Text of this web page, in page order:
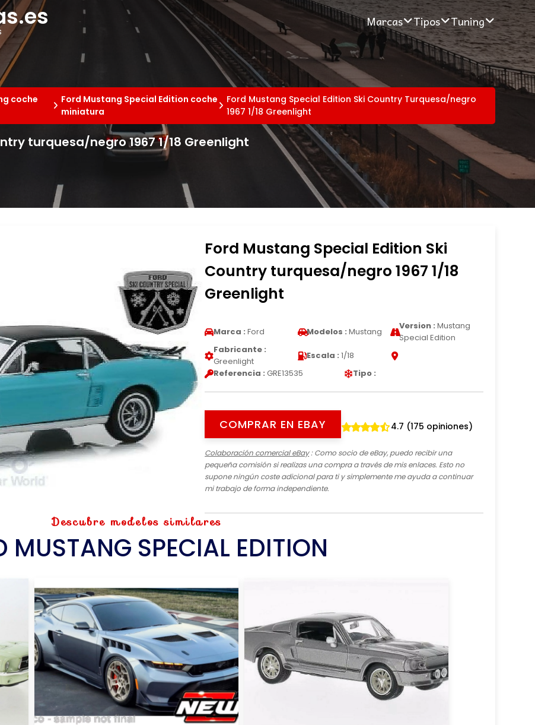
Marcas Tipos Tuning
coche
Ford Mustang Special Edition coche
miniatura
Ford Mustang Special Edition Ski Country Turquesa/negro
1967 1/18 Greenlight
turquesa/negro 1967 1/18 Greenlight
Ford Mustang Special Edition Ski
Country turquesa/negro 1967 1/18
Greenlight
Marca : Ford Modelos : Mustang
Version : Mustang
Special Edition
Fabricante :
Greenlight
Escala : 1/18
Referencia : GRE13535 Tipo :
COMPRAR EN EBAY 4.7 (175 opiniones)
Colaboración comercial eBay: Como socio de eBay, puedo recibir una
pequeña comisión si realizas una compra a través de mis enlaces. Esto no
supone ningún coste adicional para ti y simplemente me ayuda a continuar
mi trabajo de forma independiente.
Descubre modelos similares
MUSTANG SPECIAL EDITION